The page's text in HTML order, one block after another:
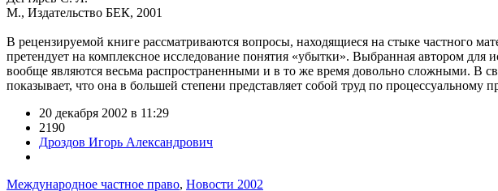
М., Издательство БЕК, 2001
В рецензируемой книге рассматриваются вопросы, находящиеся на стыке частного
претендует на комплексное исследование понятия «убытки». Выбранная автором
вообще являются весьма распространенными и в то же время довольно сложными. В
показывает, что она в большей степени представляет собой труд по
20 декабря 2002 в 11:29
2190
Дроздов Игорь Александрович
Международное частное право, Новости 2002